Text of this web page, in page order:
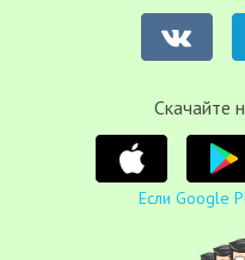
Cкачайте
Если Google